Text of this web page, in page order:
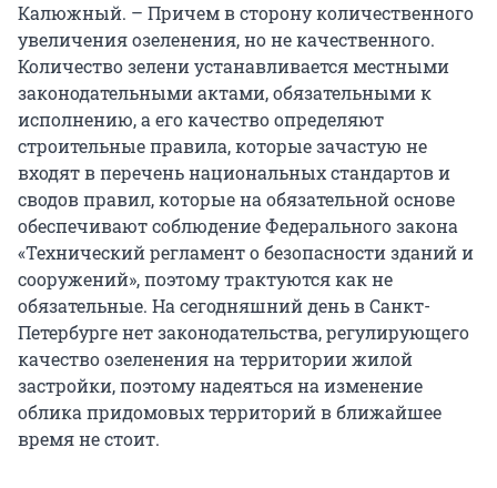
Калюжный. – Причем в сторону количественного
увеличения озеленения, но не качественного.
Количество зелени устанавливается местными
законодательными актами, обязательными к
исполнению, а его качество определяют
строительные правила, которые зачастую не
входят в перечень национальных стандартов и
сводов правил, которые на обязательной основе
обеспечивают соблюдение Федерального закона
«Технический регламент о безопасности зданий и
сооружений», поэтому трактуются как не
обязательные. На сегодняшний день в Санкт-
Петербурге нет законодательства, регулирующего
качество озеленения на территории жилой
застройки, поэтому надеяться на изменение
облика придомовых территорий в ближайшее
время не стоит.